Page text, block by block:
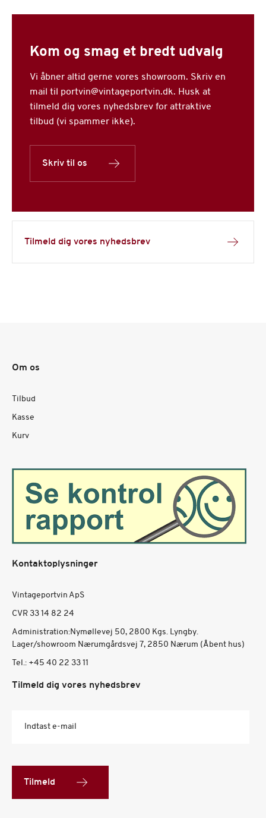
Tilmeld dig vores nyhedsbrev
Kom og smag et bredt udvalg
Vi åbner altid gerne vores showroom. Skriv en
mail til portvin@vintageportvin.dk. Husk at
tilmeld dig vores nyhedsbrev for attraktive
tilbud (vi spammer ikke).
Skriv til os
Om os
Tilbud
Kasse
Kurv
Kontaktoplysninger
Vintageportvin ApS
CVR 33 14 82 24
Administration:Nymøllevej 50, 2800 Kgs. Lyngby.
Lager/showroom Nærumgårdsvej 7, 2850 Nærum (Åbent hus)
Tel.: +45 40 22 33 11
Tilmeld dig vores nyhedsbrev
Indtast e-mail
Tilmeld